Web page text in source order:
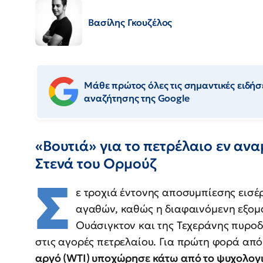
Βασίλης Γκουζέλος
Μάθε πρώτος όλες τις σημαντικές
αναζήτησης της Google
«Βουτιά» για το πετρέλαιο εν
Στενά του Ορμούζ
Σ ε τροχιά έντονης αποσυμπίεσης
αγαθών, καθώς η διαφαινόμενη
Ουάσιγκτον και της Τεχεράνης
στις αγορές πετρελαίου. Για πρώτη φορά
αργό (WTI) υποχώρησε κάτω από το